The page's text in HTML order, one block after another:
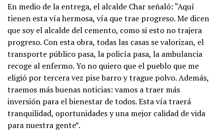
En medio de la entrega, el alcalde Char señaló: “Aquí
tienen esta vía hermosa, vía que trae progreso. Me dicen
que soy el alcalde del cemento, como si esto no trajera
progreso. Con esta obra, todas las casas se valorizan, el
transporte público pasa, la policía pasa, la ambulancia
recoge al enfermo. Yo no quiero que el pueblo que me
eligió por tercera vez pise barro y trague polvo. Además,
traemos más buenas noticias: vamos a traer más
inversión para el bienestar de todos. Esta vía traerá
tranquilidad, oportunidades y una mejor calidad de vida
para nuestra gente”.